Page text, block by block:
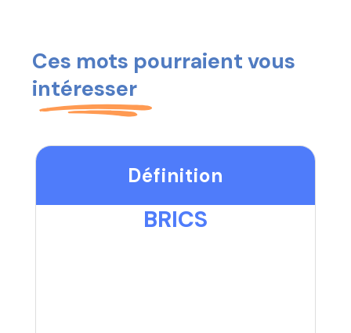
Ces mots pourraient vous
intéresser
Définition
BRICS